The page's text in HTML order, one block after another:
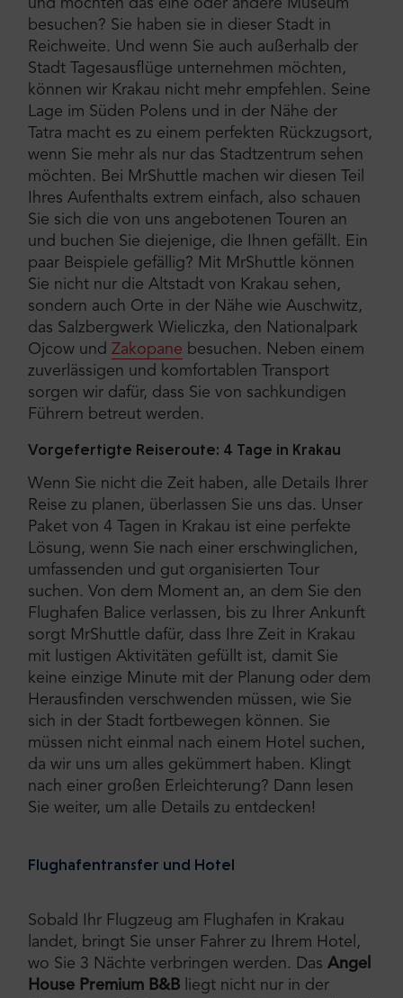
und möchten das eine oder andere Museum
besuchen? Sie haben sie in dieser Stadt in
Reichweite. Und wenn Sie auch außerhalb der
Stadt Tagesausflüge unternehmen möchten,
können wir Krakau nicht mehr empfehlen. Seine
Lage im Süden Polens und in der Nähe der
Tatra macht es zu einem perfekten Rückzugsort,
wenn Sie mehr als nur das Stadtzentrum sehen
möchten. Bei MrShuttle machen wir diesen Teil
Ihres Aufenthalts extrem einfach, also schauen
Sie sich die von uns angebotenen Touren an
und buchen Sie diejenige, die Ihnen gefällt. Ein
paar Beispiele gefällig? Mit MrShuttle können
Sie nicht nur die Altstadt von Krakau sehen,
sondern auch Orte in der Nähe wie Auschwitz,
das Salzbergwerk Wieliczka, den Nationalpark
Ojcow und Zakopane besuchen. Neben einem
zuverlässigen und komfortablen Transport
sorgen wir dafür, dass Sie von sachkundigen
Führern betreut werden.
Vorgefertigte Reiseroute: 4 Tage in Krakau
Wenn Sie nicht die Zeit haben, alle Details Ihrer
Reise zu planen, überlassen Sie uns das. Unser
Paket von 4 Tagen in Krakau ist eine perfekte
Lösung, wenn Sie nach einer erschwinglichen,
umfassenden und gut organisierten Tour
suchen. Von dem Moment an, an dem Sie den
Flughafen Balice verlassen, bis zu Ihrer Ankunft
sorgt MrShuttle dafür, dass Ihre Zeit in Krakau
mit lustigen Aktivitäten gefüllt ist, damit Sie
keine einzige Minute mit der Planung oder dem
Herausfinden verschwenden müssen, wie Sie
sich in der Stadt fortbewegen können. Sie
müssen nicht einmal nach einem Hotel suchen,
da wir uns um alles gekümmert haben. Klingt
nach einer großen Erleichterung? Dann lesen
Sie weiter, um alle Details zu entdecken!
Flughafentransfer und Hotel
Sobald Ihr Flugzeug am Flughafen in Krakau
landet, bringt Sie unser Fahrer zu Ihrem Hotel,
wo Sie 3 Nächte verbringen werden. Das Angel
House Premium B&B liegt nicht nur in der